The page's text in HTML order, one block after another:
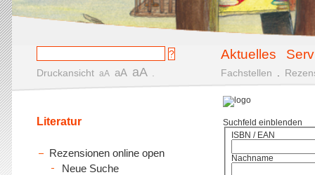
Aktuelles
Druckansicht aA aA aA Fachstellen
Suchfeld einblenden
ISBN / EAN
Nachname
Literatur
Rezensionen online open
Neue Suche